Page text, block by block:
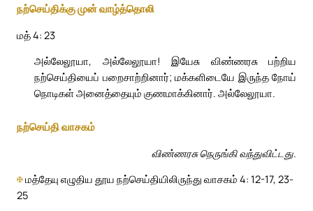
நற்செய்திக்கு முன் வாழ்த்தொலி
மத் 4: 23
அல்லேலூயா, அல்லேலூயா! இயேசு விண்ணரசு பற்றிய
நற்செய்தியைப் பறைசாற்றினார்; மக்களிடையே இருந்த நோய்
நொடிகள் அனைத்தையும் குணமாக்கினார். அல்லேலூயா.
நற்செய்தி வாசகம்
விண்ணரசு நெருங்கி வந்துவிட்டது.
✠மத்தேயு எழுதிய தூய நற்செய்தியிலிருந்து வாசகம் 4: 12-17, 23-
25